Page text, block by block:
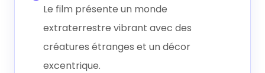
Le film présente un monde
extraterrestre vibrant avec des
créatures étranges et un décor
excentrique.